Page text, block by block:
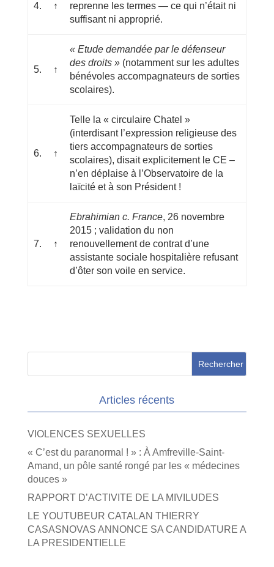
4. ↑
reprenne les termes — ce qui n’était ni
suffisant ni approprié.
5. ↑
« Etude demandée par le défenseur
des droits » (notamment sur les adultes
bénévoles accompagnateurs de sorties
scolaires).
6. ↑
Telle la « circulaire Chatel »
(interdisant l’expression religieuse des
tiers accompagnateurs de sorties
scolaires), disait explicitement le CE –
n’en déplaise à l’Observatoire de la
laïcité et à son Président !
7. ↑
Ebrahimian c. France, 26 novembre
2015 ; validation du non
renouvellement de contrat d’une
assistante sociale hospitalière refusant
d’ôter son voile en service.
Articles récents
VIOLENCES SEXUELLES
« C’est du paranormal ! » : À Amfreville-Saint-
Amand, un pôle santé rongé par les « médecines
douces »
RAPPORT D’ACTIVITE DE LA MIVILUDES
LE YOUTUBEUR CATALAN THIERRY
CASASNOVAS ANNONCE SA CANDIDATURE A
LA PRESIDENTIELLE